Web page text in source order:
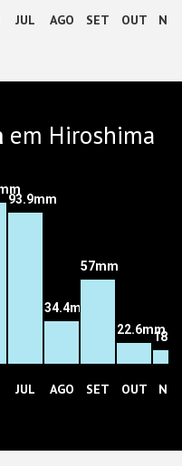
JUL AGO SET OUT NOV
em Hiroshima
93.9mm
JUL
34.4mm
AGO
57mm
SET
22.6mm
OUT NOV